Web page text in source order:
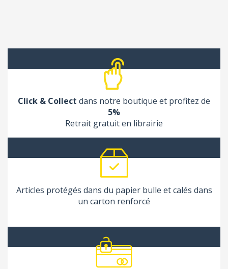
Click & Collect dans notre boutique et profitez de
5%
Retrait gratuit en librairie
Articles protégés dans du papier bulle et calés dans
un carton renforcé